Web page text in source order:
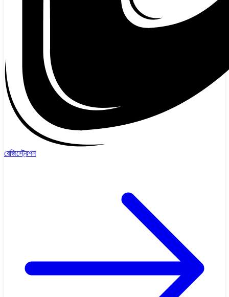
রেজিস্ট্রেশন